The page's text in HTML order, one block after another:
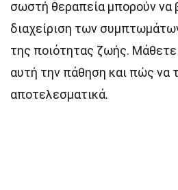
σωστή θεραπεία μπορούν να
διαχείριση των
της ποιότητας ζωής. Μάθετε
αυτή την πάθηση και πώς να
αποτελεσματικά.